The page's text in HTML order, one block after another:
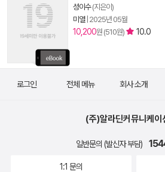
성이수(지은이)
미열| 2025년 05월
10,200원 (510원) 10.0
로그인 전체 메뉴 회사 소개
(주)알라딘커뮤니케이
일반문의 (발신자 부담)
1:1 문의